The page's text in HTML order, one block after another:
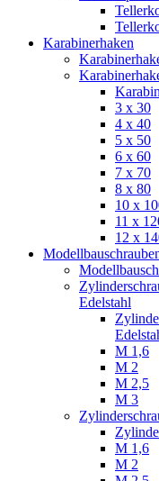
Karabinerhaken
3 x 30
4 x 40
5 x 50
6 x 60
7 x 70
8 x 80
10 x
11 x
12 x
Edelstahl
M 1,6
M 2
M 2,5
M 3
M 1,6
M 2